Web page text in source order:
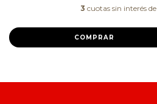
3 cuotas sin interés de
COMPRAR